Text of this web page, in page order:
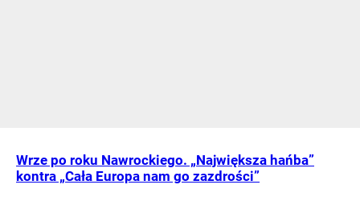
Wrze po roku Nawrockiego. „Największa hańba”
kontra „Cała Europa nam go zazdrości”